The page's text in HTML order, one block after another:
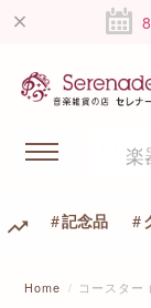
記念品
Home コースター